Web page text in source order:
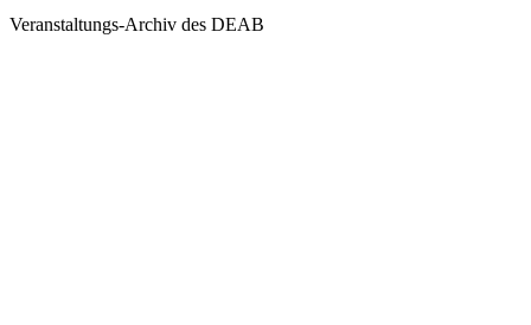
Veranstaltungs-Archiv des DEAB